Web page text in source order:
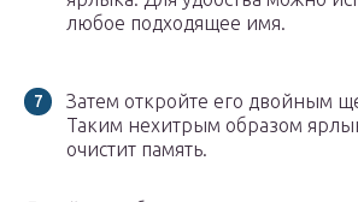
любое подходящее имя.
Затем откройте его двойным
Таким нехитрым образом
очистит память.